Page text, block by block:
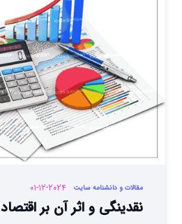
مقالات و دانشنامه سایت 01-12-2024
نقدینگی و اثر آن بر اقتصاد